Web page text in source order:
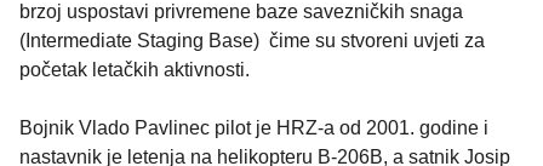
brzoj uspostavi privremene baze savezničkih snaga
(Intermediate Staging Base) čime su stvoreni uvjeti za
početak letačkih aktivnosti.
Bojnik Vlado Pavlinec pilot je HRZ-a od 2001. godine i
nastavnik je letenja na helikopteru B-206B, a satnik Josip